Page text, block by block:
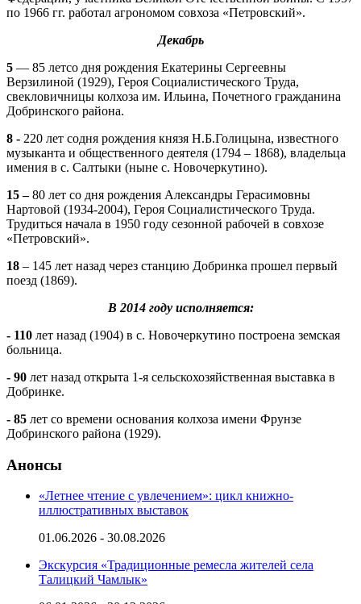
по 1966 гг. работал агрономом совхоза «Петровский».
Декабрь
5 — 85 летсо дня рождения Екатерины Сергеевны
Верзилиной (1929), Героя Социалистического Труда,
свекловичницы колхоза им. Ильина, Почетного гражданина
Добринского района.
8 - 220 лет содня рождения князя Н.Б.Голицына, известного
музыканта и общественного деятеля (1794 – 1868), владельца
имения в с. Салтыки (ныне с. Новочеркутино).
15 –80 лет со дня рождения Александры Герасимовны
Нартовой (1934-2004), Героя Социалистического Труда.
Трудиться начала в 1950 году сезонной рабочей в совхозе
«Петровский».
18 – 145 лет назад через станцию Добринка прошел первый
поезд (1869).
В 2014 году исполняется:
- 110 лет назад (1904) в с. Новочеркутино построена земская
больница.
- 90 лет назад открыта 1-я сельскохозяйственная выставка в
Добринке.
- 85 лет со времени основания колхоза имени Фрунзе
Добринского района (1929).
Анонсы
«Летнее чтение с увлечением»: цикл книжно-
иллюстративных выставок
01.06.2026 - 30.08.2026
Экскурсия «Традиционные ремесла жителей села
Талицкий Чамлык»